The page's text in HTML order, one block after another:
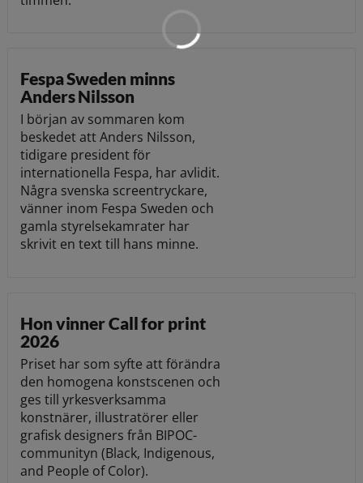
Fespa Sweden minns
Anders Nilsson
I början av sommaren kom
beskedet att Anders Nilsson,
tidigare president för
internationella Fespa, har avlidit.
Några svenska screentryckare,
vänner inom Fespa Sweden och
gamla styrelsekamrater har
skrivit en text till hans minne.
Hon vinner Call for print
2026
Priset har som syfte att förändra
den homogena konstscenen och
ges till yrkesverksamma
konstnärer, illustratörer eller
grafisk designers från BIPOC-
communityn (Black, Indigenous,
and People of Color).